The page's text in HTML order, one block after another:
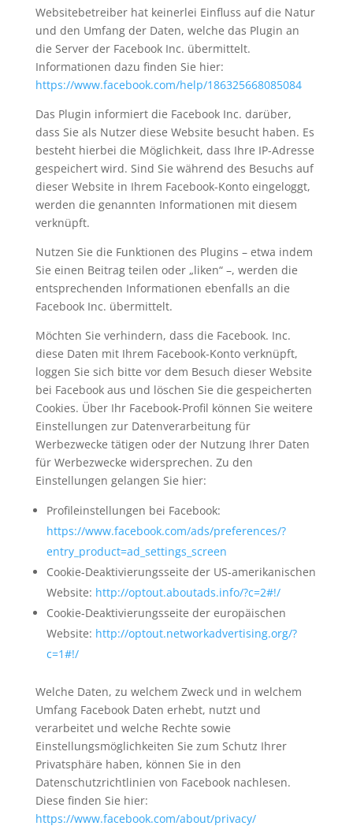
Websitebetreiber hat keinerlei Einfluss auf die Natur
und den Umfang der Daten, welche das Plugin an
die Server der Facebook Inc. übermittelt.
Informationen dazu finden Sie hier:
https://www.facebook.com/help/186325668085084
Das Plugin informiert die Facebook Inc. darüber,
dass Sie als Nutzer diese Website besucht haben. Es
besteht hierbei die Möglichkeit, dass Ihre IP-Adresse
gespeichert wird. Sind Sie während des Besuchs auf
dieser Website in Ihrem Facebook-Konto eingeloggt,
werden die genannten Informationen mit diesem
verknüpft.
Nutzen Sie die Funktionen des Plugins – etwa indem
Sie einen Beitrag teilen oder „liken“ –, werden die
entsprechenden Informationen ebenfalls an die
Facebook Inc. übermittelt.
Möchten Sie verhindern, dass die Facebook. Inc.
diese Daten mit Ihrem Facebook-Konto verknüpft,
loggen Sie sich bitte vor dem Besuch dieser Website
bei Facebook aus und löschen Sie die gespeicherten
Cookies. Über Ihr Facebook-Profil können Sie weitere
Einstellungen zur Datenverarbeitung für
Werbezwecke tätigen oder der Nutzung Ihrer Daten
für Werbezwecke widersprechen. Zu den
Einstellungen gelangen Sie hier:
Profileinstellungen bei Facebook:
https://www.facebook.com/ads/preferences/?
entry_product=ad_settings_screen
Cookie-Deaktivierungsseite der US-amerikanischen
Website: http://optout.aboutads.info/?c=2#!/
Cookie-Deaktivierungsseite der europäischen
Website: http://optout.networkadvertising.org/?
c=1#!/
Welche Daten, zu welchem Zweck und in welchem
Umfang Facebook Daten erhebt, nutzt und
verarbeitet und welche Rechte sowie
Einstellungsmöglichkeiten Sie zum Schutz Ihrer
Privatsphäre haben, können Sie in den
Datenschutzrichtlinien von Facebook nachlesen.
Diese finden Sie hier:
https://www.facebook.com/about/privacy/